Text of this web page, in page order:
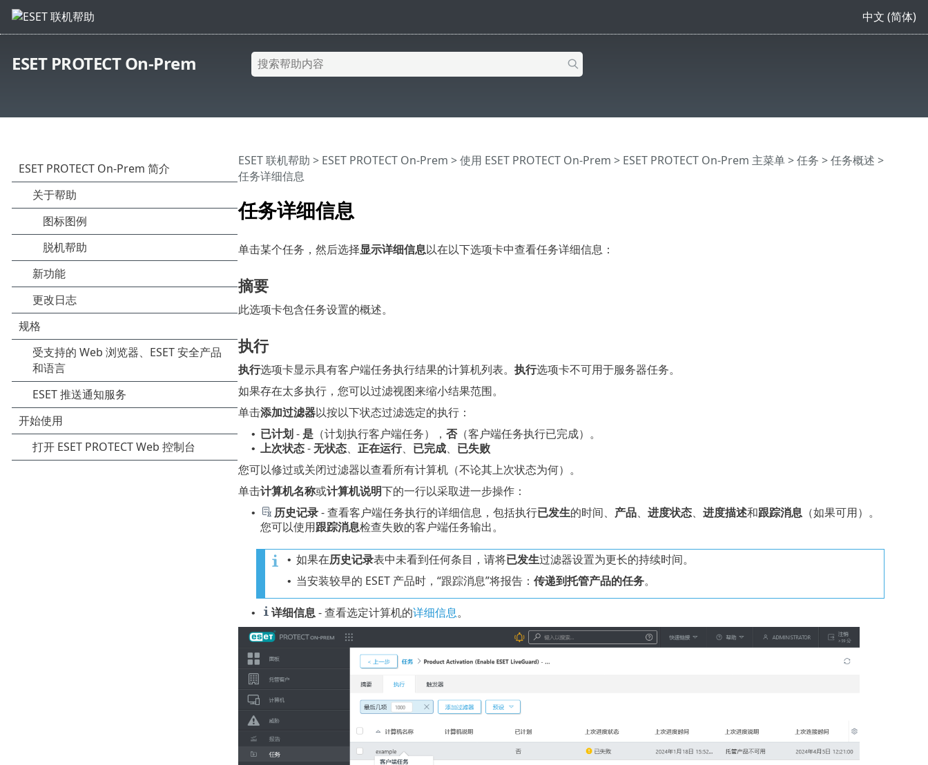
中文 (简体)
ESET PROTECT On-Prem
任务详细信息
ESET 联机帮助 > ESET PROTECT On-Prem >使用 ESET PROTECT On-Prem > ESET PROTECT On-Prem 主菜单>任务 >任务概述 >
任务详细信息
单击某个任务，然后选择显示详细信息以在以下选项卡中查看任务详细信息：
摘要
此选项卡包含任务设置的概述。
执行
执行选项卡显示具有客户端任务执行结果的计算机列表。 执行选项卡不可用于服务器任务。
如果存在太多执行，您可以过滤视图来缩小结果范围。
单击添加过滤器以按以下状态过滤选定的执行：
• 已计划-是（计划执行客户端任务）， 否（客户端任务执行已完成）。
• 上次状态-无状态、 正在运行、 已完成、 已失败
您可以修过或关闭过滤器以查看所有计算机（不论其上次状态为何）。
单击计算机名称或计算机说明下的一行以采取进一步操作：
• 历史记录- 查看客户端任务执行的详细信息，包括执行已发生的时间、 产品、 进度状态、 进度描述和跟踪消息（如果可用）。
您可以使用跟踪消息检查失败的客户端任务输出。
• 如果在历史记录表中未看到任何条目，请将已发生过滤器设置为更长的持续时间。
• 当安装较早的 ESET 产品时，“跟踪消息”将报告： 传递到托管产品的任务。
• 详细信息- 查看选定计算机的详细信息。